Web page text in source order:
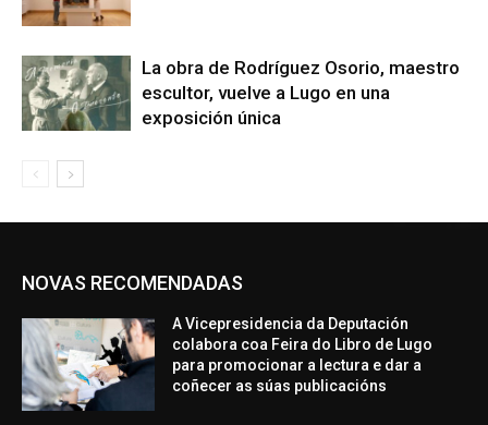
La obra de Rodríguez Osorio, maestro
escultor, vuelve a Lugo en una
exposición única
NOVAS RECOMENDADAS
A Vicepresidencia da Deputación
colabora coa Feira do Libro de Lugo
para promocionar a lectura e dar a
coñecer as súas publicacións